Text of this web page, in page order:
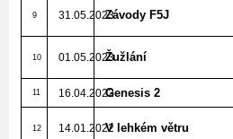
9 31.05.2023Závody F5J
10 01.05.2023Žužlání
11 16.04.2022Genesis 2
12 14.01.2022V lehkém větru